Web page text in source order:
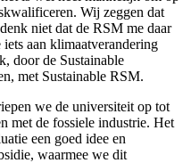
Wij zeggen dat
niet dat de RSM me daar
aan klimaatverandering
door de Sustainable
met Sustainable RSM.
we de universiteit op tot
met de fossiele industrie. Het
een goed idee en
waarmee we dit